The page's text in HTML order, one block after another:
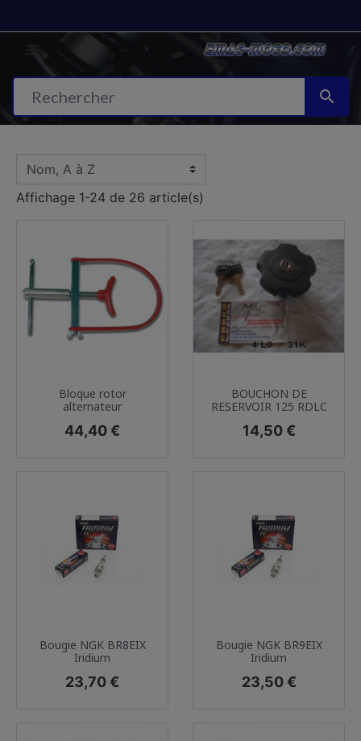

Affichage 1-24 de 26 article(s)
Bloque rotor
alternateur
Prix
44,40 €
BOUCHON DE
RESERVOIR 125 RDLC
Prix
14,50 €
Bougie NGK BR8EIX
Iridium
Prix
23,70 €
Bougie NGK BR9EIX
Iridium
Prix
23,50 €